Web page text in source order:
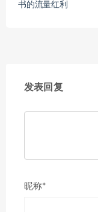
书的流量红利
发表回复
昵称*